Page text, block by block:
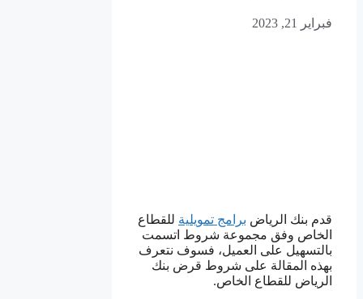
فبراير 21, 2023
قدم بنك الرياض برامج تمويلية للقطاع
الخاص وفق مجموعة شروط اتسمت
بالتسهيل على العميل، فسوف نتعرف
بهذه المقالة على شروط قرض بنك
الرياض للقطاع الخاص.